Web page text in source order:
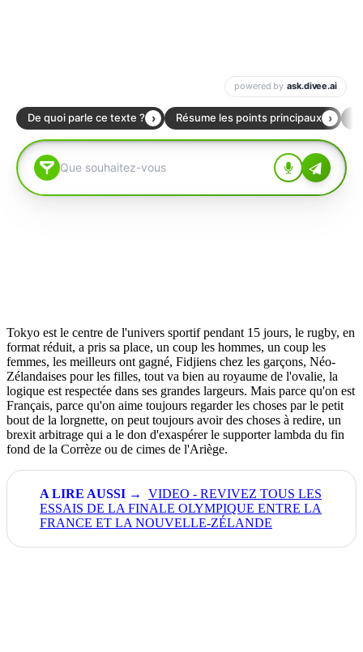
Tokyo est le centre de l'univers sportif pendant 15 jours, le rugby, en
format réduit, a pris sa place, un coup les hommes, un coup les
femmes, les meilleurs ont gagné, Fidjiens chez les garçons, Néo-
Zélandaises pour les filles, tout va bien au royaume de l'ovalie, la
logique est respectée dans ses grandes largeurs. Mais parce qu'on est
Français, parce qu'on aime toujours regarder les choses par le petit
bout de la lorgnette, on peut toujours avoir des choses à redire, un
brexit arbitrage qui a le don d'exaspérer le supporter lambda du fin
fond de la Corrèze ou de cimes de l'Ariège.
VIDEO - REVIVEZ TOUS LES
ESSAIS DE LA FINALE OLYMPIQUE ENTRE LA
FRANCE ET LA NOUVELLE-ZÉLANDE